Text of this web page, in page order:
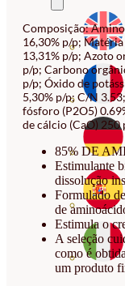
Composição:
16,30% p/p;
13,31% p/p; Azoto
p/p; Carbono
p/p; Óxido de
5,30% p/p; C/N
fósforo (P2O5)
de cálcio (CaO) 250
85% DE
Estimulante
dissolução
Formulado
de
Estimula o
A seleção
como é
um produto